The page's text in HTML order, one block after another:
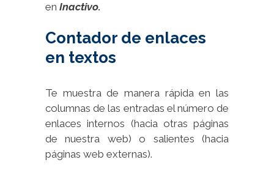
en Inactivo.
Contador de enlaces
en textos
Te muestra de manera rápida en las
columnas de las entradas el número de
enlaces internos (hacia otras páginas
de nuestra web) o salientes (hacia
páginas web externas).